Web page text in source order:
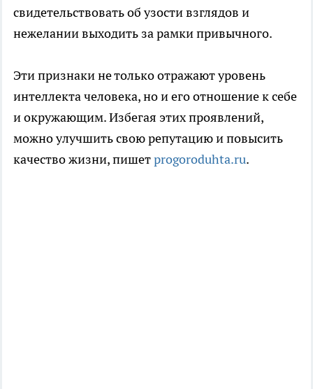
свидетельствовать об узости взглядов и
нежелании выходить за рамки привычного.
Эти признаки не только отражают уровень
интеллекта человека, но и его отношение к себе
и окружающим. Избегая этих проявлений,
можно улучшить свою репутацию и повысить
качество жизни, пишетprogoroduhta.ru.